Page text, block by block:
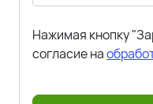
Нажимая кнопку
согласие на